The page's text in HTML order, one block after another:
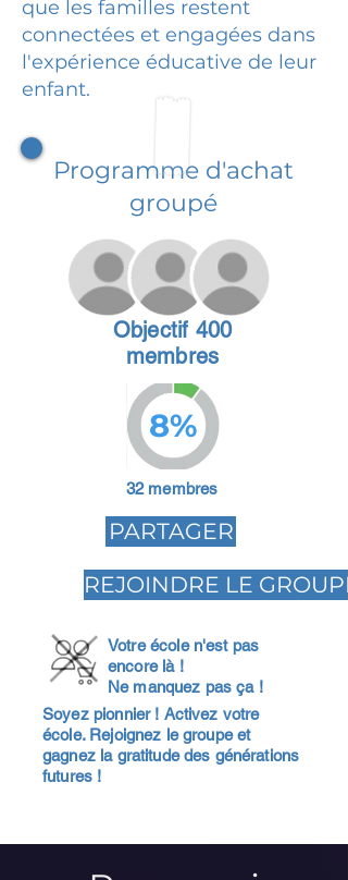
que les familles restent
connectées et engagées dans
l'expérience éducative de leur
enfant.
Programme d'achat
groupé
Objectif 400
membres
8%
32 membres
PARTAGER
REJOINDRE LE GROUPE
Votre école n'est pas
encore là !
Ne manquez pas ça !
Soyez pionnier ! Activez votre
école. Rejoignez le groupe et
gagnez la gratitude des générations
futures !